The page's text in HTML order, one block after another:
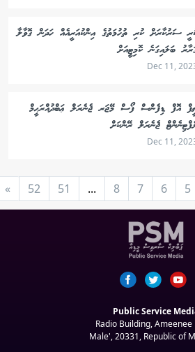
ސަރުކާރަށް ކުރި ތުހުމަތުގެ އިންކުއަރީއެއް ހަދަން ގޮވާލާ
ބަލައިގަނެ ކޮމިޓީއަށް
Dec 11,
އޮފް ޑިފެންސް ފޯސް މޭޖަރ ޖެނެރަލް ޢަބްދުއްރަޙީމް
ޖެނެރަލް ރޭންކަށް
Dec 11,
5
6
7
8
...
51
52
»
Public Service
Radio Building,
Male', 20331, Republic of